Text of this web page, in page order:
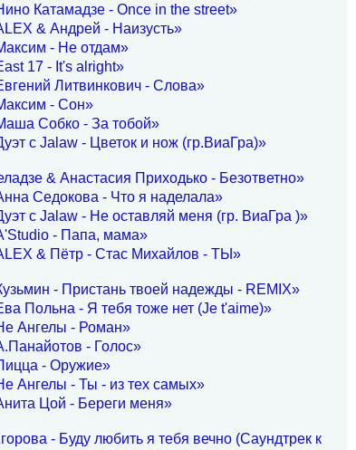
Катамадзе - Once in the street»
& Андрей - Наизусть»
- Не отдам»
17 - It's alright»
Литвинкович - Слова»
- Сон»
Собко - За тобой»
с Jalaw - Цветок и нож (гр.ВиаГра)»
& Анастасия Приходько - Безответно»
Седокова - Что я наделала»
с Jalaw - Не оставляй меня (гр. ВиаГра )»
- Папа, мама»
& Пётр - Стас Михайлов - ТЫ»
- Пристань твоей надежды - REMIX»
Польна - Я тебя тоже нет (Je t'aime)»
Ангелы - Роман»
- Голос»
- Оружие»
Ангелы - Ты - из тех самых»
Цой - Береги меня»
- Буду любить я тебя вечно (Саундтрек к